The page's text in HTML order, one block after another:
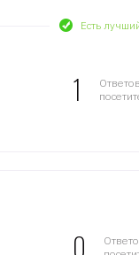
Есть
1
0